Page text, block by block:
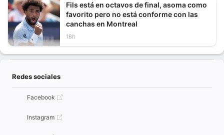
Fils está en octavos de final, asoma como
favorito pero no está conforme con las
canchas en Montreal
18h
Redes sociales
Facebook
Instagram